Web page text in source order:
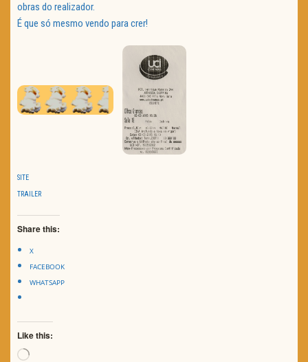
obras do realizador.
É que só mesmo vendo para crer!
SITE
TRAILER
Share this:
X
FACEBOOK
WHATSAPP
Like this:
Loading…